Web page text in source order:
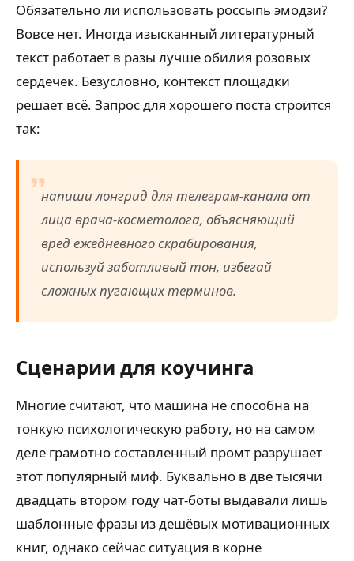
Обязательно ли использовать россыпь эмодзи?
Вовсе нет. Иногда изысканный литературный
текст работает в разы лучше обилия розовых
сердечек. Безусловно, контекст площадки
решает всё. Запрос для хорошего поста строится
так:
напиши лонгрид для телеграм-канала от
лица врача-косметолога, объясняющий
вред ежедневного скрабирования,
используй заботливый тон, избегай
сложных пугающих терминов.
Сценарии для коучинга
Многие считают, что машина не способна на
тонкую психологическую работу, но на самом
деле грамотно составленный промт разрушает
этот популярный миф. Буквально в две тысячи
двадцать втором году чат-боты выдавали лишь
шаблонные фразы из дешёвых мотивационных
книг, однако сейчас ситуация в корне